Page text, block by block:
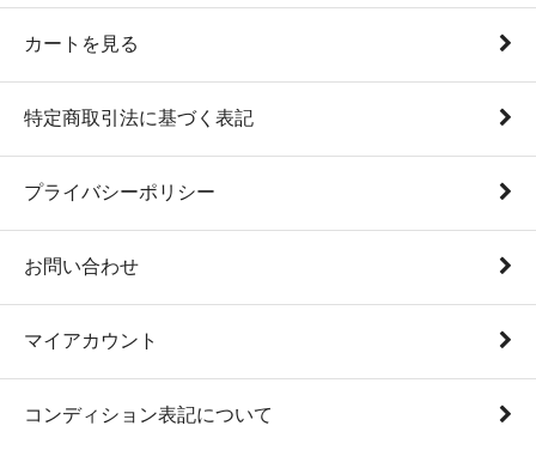
カートを見る
特定商取引法に基づく表記
プライバシーポリシー
お問い合わせ
マイアカウント
コンディション表記について